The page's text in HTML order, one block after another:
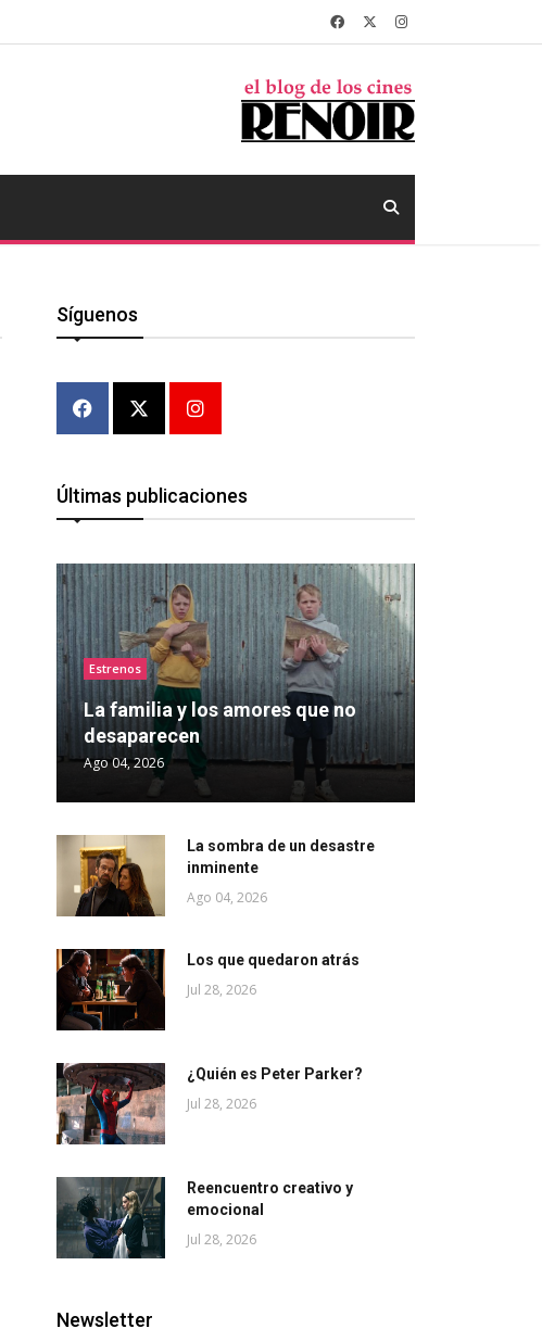
Síguenos
Últimas publicaciones
Estrenos
La familia y los amores que no
desaparecen
Ago 04, 2026
La sombra de un desastre
inminente
Ago 04, 2026
Los que quedaron atrás
Jul 28, 2026
¿Quién es Peter Parker?
Jul 28, 2026
Reencuentro creativo y
emocional
Jul 28, 2026
Newsletter